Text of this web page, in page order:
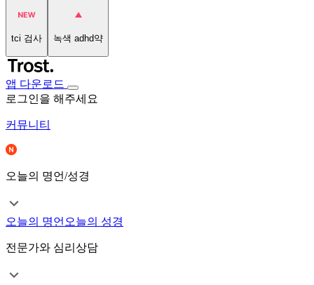
tci 검사 녹색 adhd약
앱 다운로드
로그인을 해주세요
커뮤니티
오늘의 명언/성경
오늘의 명언 오늘의 성경
전문가와 심리상담